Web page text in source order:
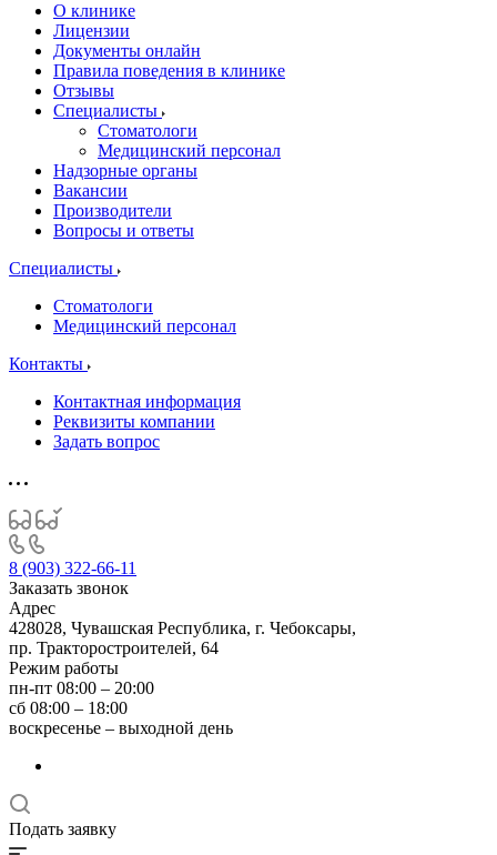
О клинике
Лицензии
Документы онлайн
Правила поведения в клинике
Отзывы
Специалисты
Стоматологи
Медицинский персонал
Надзорные органы
Вакансии
Производители
Вопросы и ответы
Специалисты
Стоматологи
Медицинский персонал
Контакты
Контактная информация
Реквизиты компании
Задать вопрос
8 (903) 322-66-11
Заказать звонок
Адрес
428028, Чувашская Республика, г. Чебоксары,
пр. Тракторостроителей, 64
Режим работы
пн-пт 08:00 – 20:00
сб 08:00 – 18:00
воскресенье – выходной день
Подать заявку